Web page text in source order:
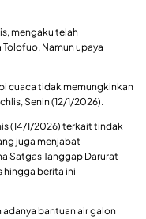
mengaku telah
Namun upaya
cuaca tidak memungkinkan
Senin (12/1/2026).
(14/1/2026) terkait tindak
juga menjabat
Satgas Tanggap Darurat
hingga berita ini
bantuan air galon